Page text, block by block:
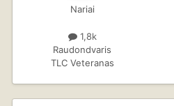
Nariai
1,8k
Raudondvaris
TLC Veteranas